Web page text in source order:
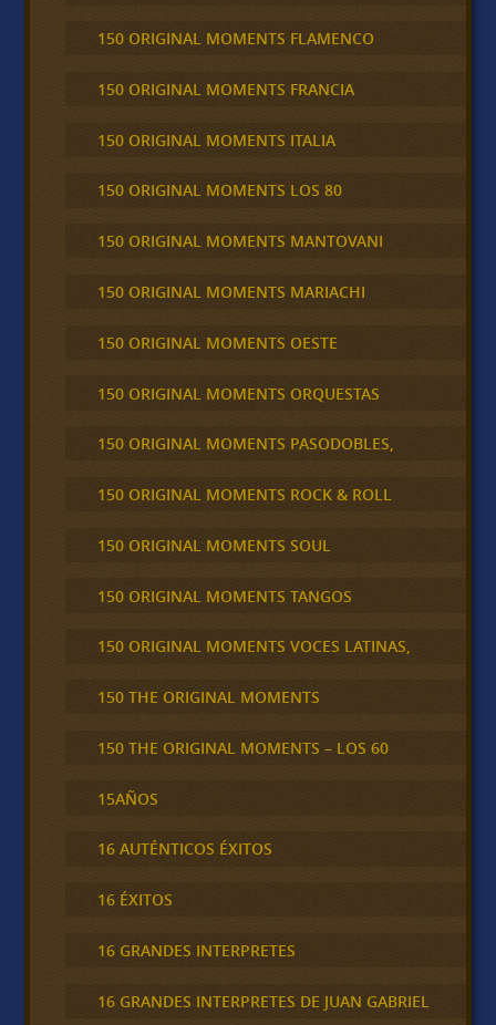
150 ORIGINAL MOMENTS FLAMENCO
150 ORIGINAL MOMENTS FRANCIA
150 ORIGINAL MOMENTS ITALIA
150 ORIGINAL MOMENTS LOS 80
150 ORIGINAL MOMENTS MANTOVANI
150 ORIGINAL MOMENTS MARIACHI
150 ORIGINAL MOMENTS OESTE
150 ORIGINAL MOMENTS ORQUESTAS
150 ORIGINAL MOMENTS PASODOBLES,
150 ORIGINAL MOMENTS ROCK & ROLL
150 ORIGINAL MOMENTS SOUL
150 ORIGINAL MOMENTS TANGOS
150 ORIGINAL MOMENTS VOCES LATINAS,
150 THE ORIGINAL MOMENTS
150 THE ORIGINAL MOMENTS – LOS 60
15AÑOS
16 AUTÉNTICOS ÉXITOS
16 ÉXITOS
16 GRANDES INTERPRETES
16 GRANDES INTERPRETES DE JUAN GABRIEL